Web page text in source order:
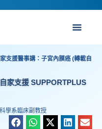
家支援醫事講：子宮內膜癌 (轉載自
家支援 SUPPORTPLUS
學系臨床副教授